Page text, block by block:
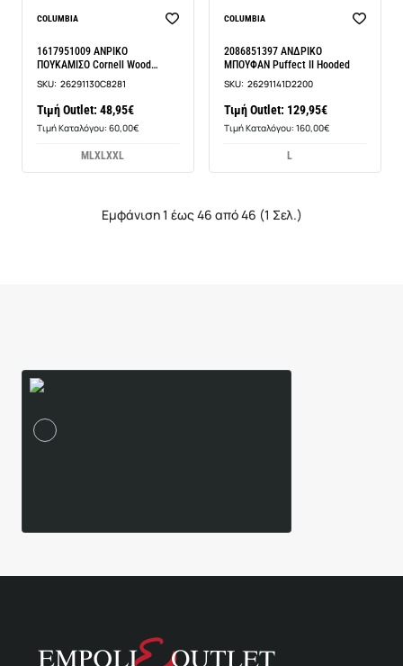
COLUMBIA
1617951009 ΑΝΡΙΚΟ
ΠΟΥΚΑΜΙΣΟ Cornell Wood
Flannel L
SKU: 26291130C8281
Τιμή Outlet: 48,95€
Τιμή Καταλόγου: 60,00€
MLXLXXL
COLUMBIA
2086851397 ΑΝΔΡΙΚΟ
ΜΠΟΥΦΑΝ Puffect II Hooded
SKU: 26291141D2200
Τιμή Outlet: 129,95€
Τιμή Καταλόγου: 160,00€
L
Εμφάνιση 1 έως 46 από 46 (1 Σελ.)